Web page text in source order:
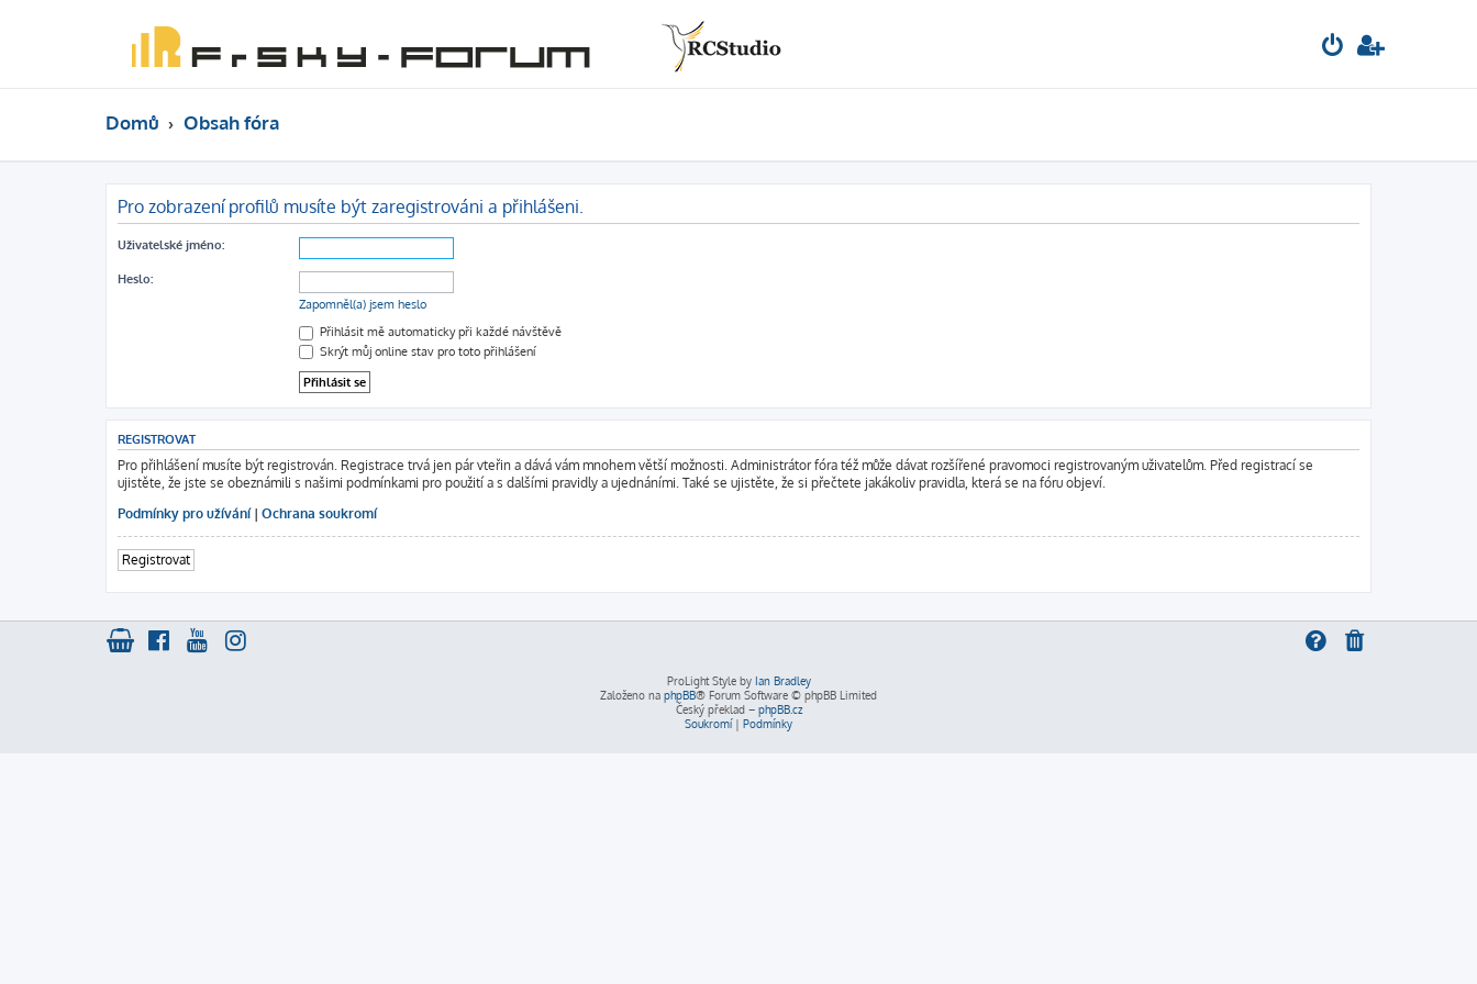
Domů Obsah fóra
Pro zobrazení profilů musíte být zaregistrováni a přihlášeni.
Uživatelské jméno:
Heslo:
Zapomněl(a) jsem heslo
Přihlásit mě automaticky při každé návštěvě
Skrýt můj online stav pro toto přihlášení
REGISTROVAT
Pro přihlášení musíte být registrován. Registrace trvá jen pár vteřin a dává vám mnohem větší možnosti. Administrátor fóra též může dávat rozšířené pravomoci registrovaným uživatelům. Před registrací se
ujistěte, že jste se obeznámili s našimi podmínkami pro použití a s dalšími pravidly a ujednáními. Také se ujistěte, že si přečtete jakákoliv pravidla, která se na fóru objeví.
Podmínky pro užívání| Ochrana soukromí
Registrovat
ProLight Style by Ian Bradley
Založeno na phpBB® Forum Software © phpBB Limited
Český překlad – phpBB.cz
Soukromí| Podmínky